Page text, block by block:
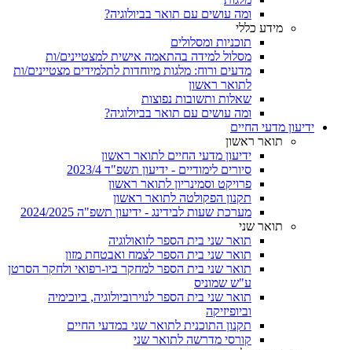
ומה עושים עם תואר בביולוגיה?
מידע כללי
תוכניות ומסלולים
מסלול למידה בהתאמה אישית למצטיינים/ות
מדעים ורוח: מלגות מיוחדות לתלמידים מצטיינים/ות
לתואר ראשון
שאלות ותשובות נפוצות
ומה עושים עם תואר בביולוגיה?
ידיעון מדעי החיים
תואר ראשון
ידיעון מדעי החיים לתואר ראשון
סיורים לימודיים - ידיעון תשפ"ד 2023/4
פרויקט וסמינריון לתואר ראשון
תקנון הפקולטה לתואר ראשון
מערכת שעות לבידינג - ידיעון תשפ"ה 2024/2025
תואר שני
תואר שני בית הספר לזואולוגיה
תואר שני בית הספר לצמח ואבטחת מזון
תואר שני בית הספר למחקר ביו-רפואי ולחקר הסרטן
ע"ש שמוניס
תואר שני בית הספר לנוירוביולוגיה, ביוכימיה
וביופיזיקה
תקנון התוכנית לתואר שני במדעי החיים
קורסי מדרשה לתואר שני